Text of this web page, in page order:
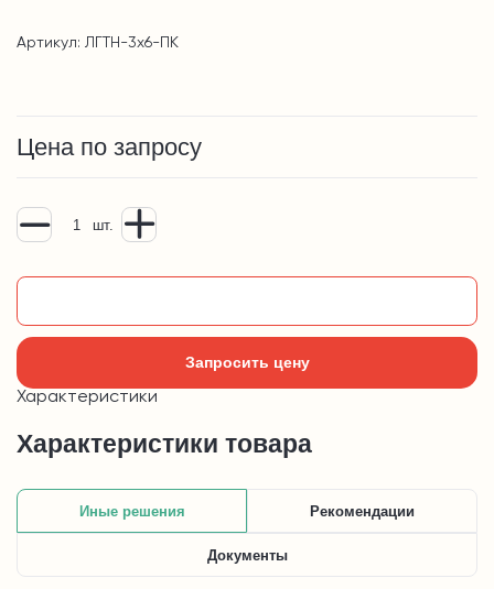
Артикул: ЛГТН-3х6-ПК
Цена по запросу
шт.
Запросить цену
Характеристики
Характеристики товара
Иные решения Рекомендации
Документы